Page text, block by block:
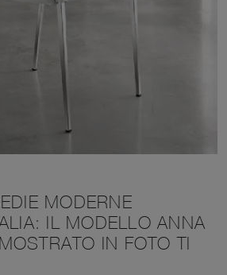
MODERNE
IL MODELLO ANNA
IN FOTO TI